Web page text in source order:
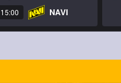
15:00 NAVI